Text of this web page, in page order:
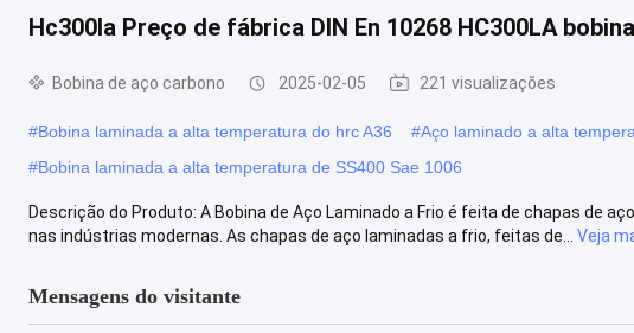
Hc300la Preço de fábrica DIN En 10268 HC300LA
Bobina de aço carbono 2025-02-05 221 visualizações
#Bobina laminada a alta temperatura do hrc A36 #Aço laminado a alta
#Bobina laminada a alta temperatura de SS400 Sae 1006
Descrição do Produto: A Bobina de Aço Laminado a Frio é feita de chapas de
nas indústrias modernas. As chapas de aço laminadas a frio, feitas de...
Veja
Mensagens do visitante